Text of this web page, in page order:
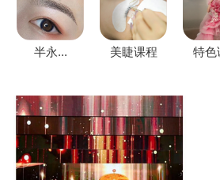
半永... 美睫课程 特色